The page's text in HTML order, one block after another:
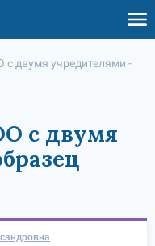
с двумя учредителями -
с двумя